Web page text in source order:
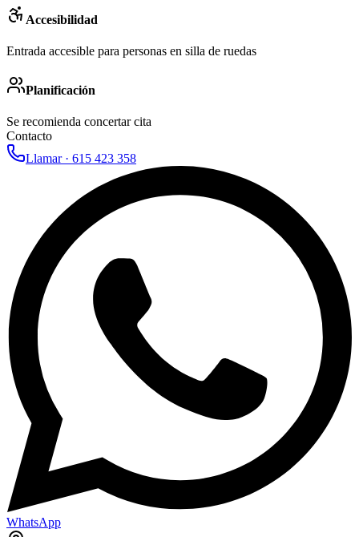
Accesibilidad
Entrada accesible para personas en silla de ruedas
Planificación
Se recomienda concertar cita
Contacto
Llamar · 615 423 358
WhatsApp